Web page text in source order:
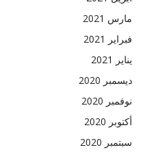
مارس 2021
فبراير 2021
يناير 2021
ديسمبر 2020
نوفمبر 2020
أكتوبر 2020
سبتمبر 2020